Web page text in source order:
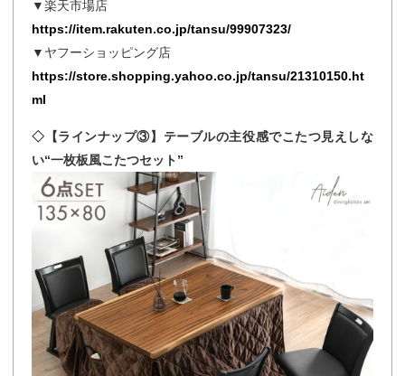
▼楽天市場店
https://item.rakuten.co.jp/tansu/99907323/
▼ヤフーショッピング店
https://store.shopping.yahoo.co.jp/tansu/21310150.ht
ml
◇【ラインナップ③】テーブルの主役感でこたつ見えしな
い“一枚板風こたつセット”